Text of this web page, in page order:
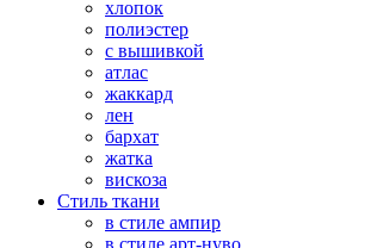
хлопок
полиэстер
с вышивкой
атлас
жаккард
лен
бархат
жатка
вискоза
Стиль ткани
в стиле ампир
в стиле арт-нуво